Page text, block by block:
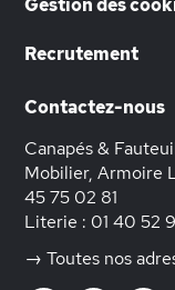
Gestion des
Recrutement
Contactez-nous
Canapés &
Mobilier, Armoire
45 75 02 81
Literie : 01 40 52
→ Toutes nos